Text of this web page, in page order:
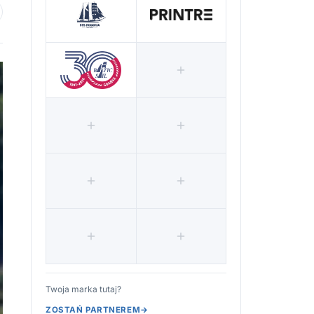
ulubionych
Twoja marka tutaj?
ZOSTAŃ PARTNEREM→